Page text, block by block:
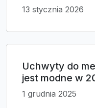
13 stycznia 2026
Uchwyty do
jest modne w
1 grudnia 2025